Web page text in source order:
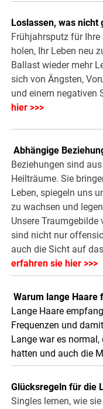
Loslassen, was
Frühjahrsputz für
holen, Ihr Leben neu
Ballast wieder mehr
sich von Ängsten,
und einem negativen
hier >>>
Abhängige
Beziehungen sind
Heilträume. Sie
Leben, spiegeln uns
zu wachsen und
Unsere
sind nicht nur
auch die Sicht auf
erfahren sie hier >>>
Warum lange Haare
Lange Haare
Frequenzen und
Lange war es
hatten und auch die
Glücksregeln für die
Singles lernen, wie